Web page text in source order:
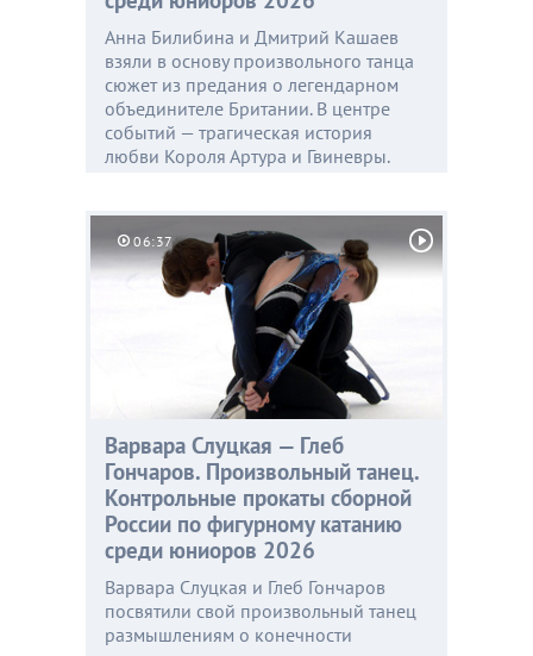
Анна Билибина и Дмитрий Кашаев
взяли в основу произвольного танца
сюжет из предания о легендарном
объединителе Британии. В центре
событий — трагическая история
любви Короля Артура и Гвиневры.
06:37
Варвара Слуцкая — Глеб
Гончаров. Произвольный танец.
Контрольные прокаты сборной
России по фигурному катанию
среди юниоров 2026
Варвара Слуцкая и Глеб Гончаров
посвятили свой произвольный танец
размышлениям о конечности